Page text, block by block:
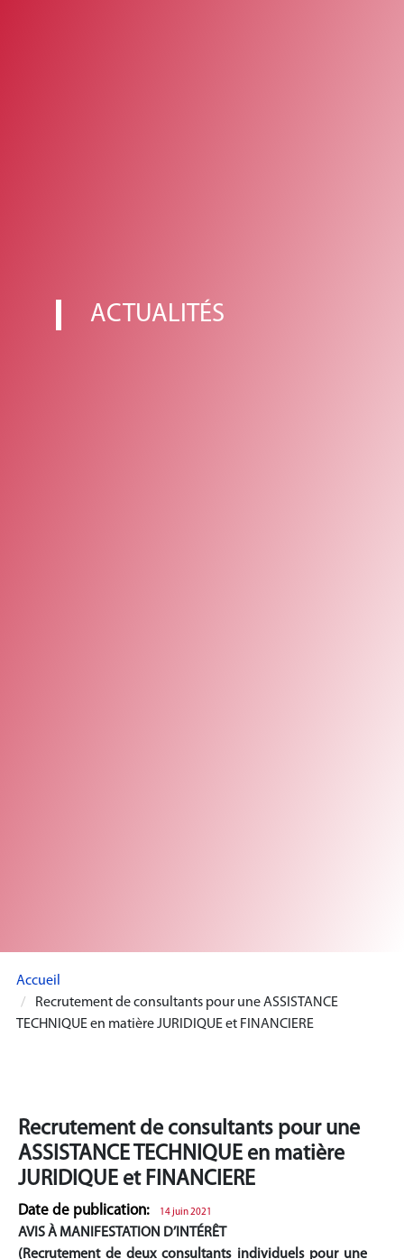
ACTUALITÉS
Accueil
Recrutement de consultants pour une ASSISTANCE
TECHNIQUE en matière JURIDIQUE et FINANCIERE
Recrutement de consultants pour une
ASSISTANCE TECHNIQUE en matière
JURIDIQUE et FINANCIERE
Date de publication: 14 juin 2021
AVIS À MANIFESTATION D’INTÉRÊT
(Recrutement de deux consultants individuels pour une